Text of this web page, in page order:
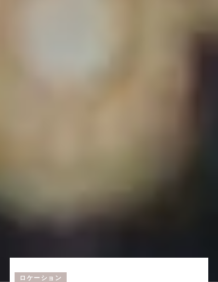
ロケーション